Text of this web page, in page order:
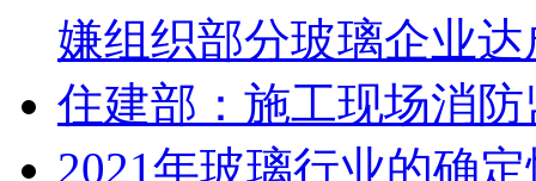
嫌组织部分玻璃企业
住建部：施工现场消
2021年玻璃行业的确